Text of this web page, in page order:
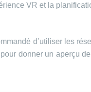
VR et la
d’utiliser les
donner un aperçu